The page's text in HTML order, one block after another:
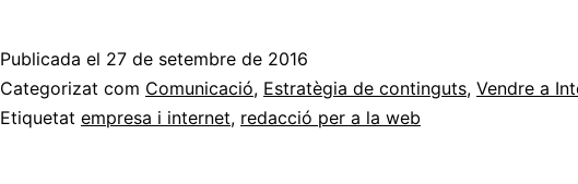
Publicada el 27 de setembre de 2016
Categorizat com Comunicació, Estratègia de continguts, Vendre a
Etiquetat empresa i internet, redacció per a la web